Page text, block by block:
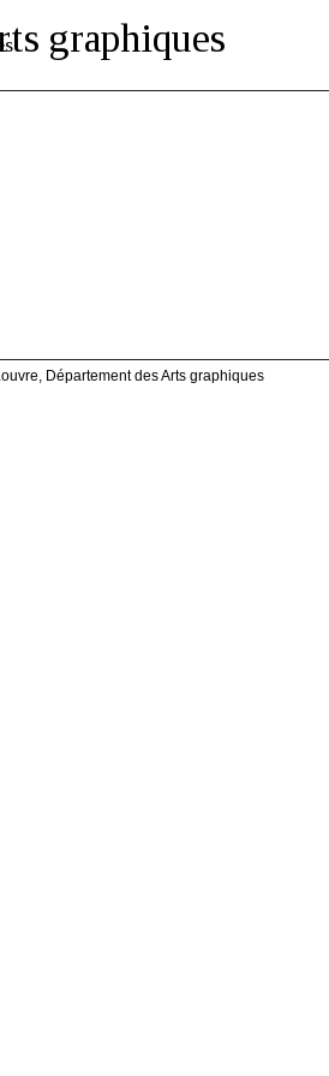
graphiques
Département des Arts graphiques